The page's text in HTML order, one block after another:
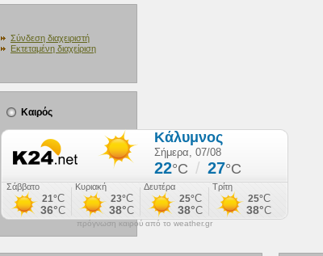
Σύνδεση διαχειριστή
Εκτεταμένη διαχείριση
Καιρός
πρόγνωση καιρού από το weather.gr